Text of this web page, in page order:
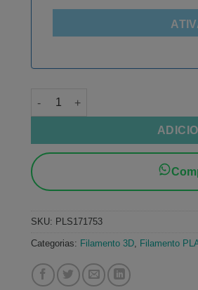
Filamento PLA Silk Tricolor
SKU: PLS171753
Categorias: Filamento 3D, Filamento